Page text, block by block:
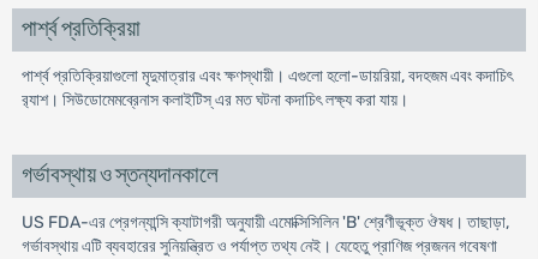
পার্শ্ব প্রতিক্রিয়া
পার্শ্ব প্রতিক্রিয়াগুলো মৃদুমাত্রার এবং ক্ষণস্থায়ী। এগুলো হলো-ডায়রিয়া, বদহজম এবং কদাচিৎ
র‌্যাশ। সিউডোমেমব্রেনাস কলাইটিস্ এর মত ঘটনা কদাচিৎ লক্ষ্য করা যায়।
গর্ভাবস্থায় ও স্তন্যদানকালে
US FDA-এর প্রেগন্যান্সি ক্যাটাগরী অনুযায়ী এমোক্সিসিলিন 'B' শ্রেণীভূক্ত ঔষধ। তাছাড়া,
গর্ভাবস্থায় এটি ব্যবহারের সুনিয়ন্ত্রিত ও পর্যাপ্ত তথ্য নেই। যেহেতু প্রাণিজ প্রজনন গবেষণা